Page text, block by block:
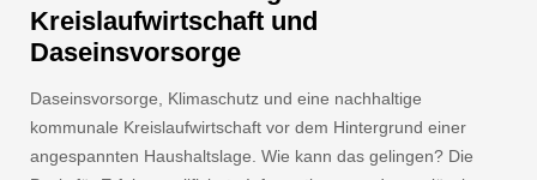
Kreislaufwirtschaft und
Daseinsvorsorge
Daseinsvorsorge, Klimaschutz und eine nachhaltige
kommunale Kreislaufwirtschaft vor dem Hintergrund einer
angespannten Haushaltslage. Wie kann das gelingen? Die